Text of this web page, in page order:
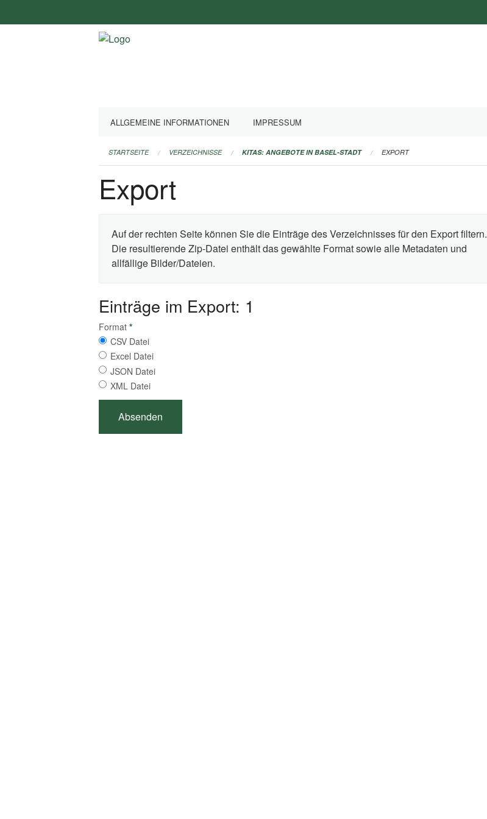
überspringen
ALLGEMEINE INFORMATIONEN IMPRESSUM
STARTSEITE VERZEICHNISSE KITAS: ANGEBOTE IN BASEL-STADT EXPORT
Export
Auf der rechten Seite können Sie die Einträge des Verzeichnisses für den Export filtern.
Die resultierende Zip-Datei enthält das gewählte Format sowie alle Metadaten und
allfällige Bilder/Dateien.
Einträge im Export: 1
Format *
CSV Datei
Excel Datei
JSON Datei
XML Datei